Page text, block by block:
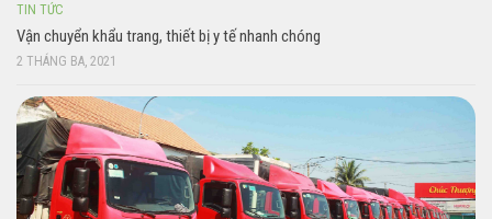
TIN TỨC
Vận chuyển khẩu trang, thiết bị y tế nhanh chóng
2 THÁNG BA, 2021